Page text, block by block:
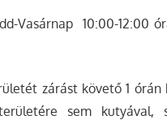
Vasárnap 10:00-12:00
zárást követő 1
sem kutyával,